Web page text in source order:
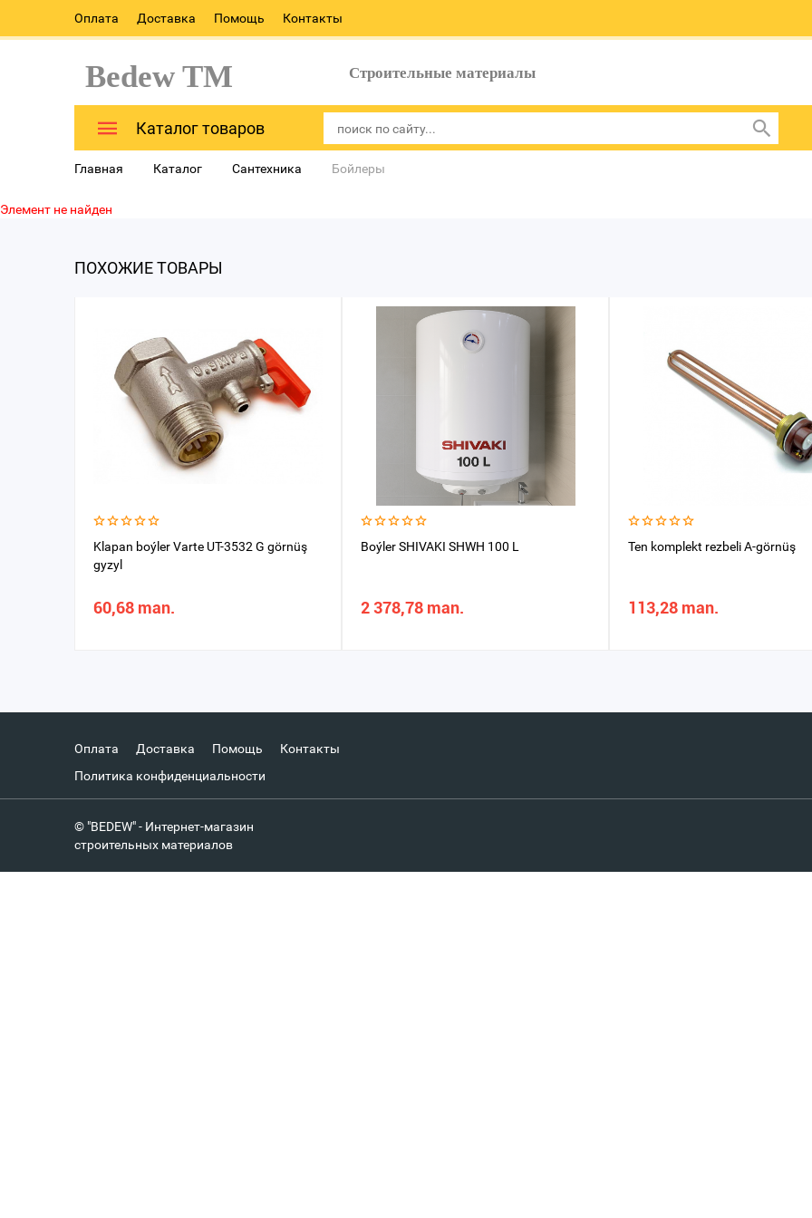
Оплата Доставка Помощь Контакты
Bedew TM Строительные материалы
Каталог товаров
Главная Каталог Сантехника Бойлеры
Элемент не найден
ПОХОЖИЕ ТОВАРЫ
Klapan boýler Varte UT-3532 G görnüş
gyzyl
60,68 man.
Boýler SHIVAKI SHWH 100 L
2 378,78 man.
Ten komplekt rezbeli A-görnüş
113,28 man.
Оплата Доставка Помощь
Контакты
Политика конфиденциальности
© "BEDEW" - Интернет-магазин
строительных материалов